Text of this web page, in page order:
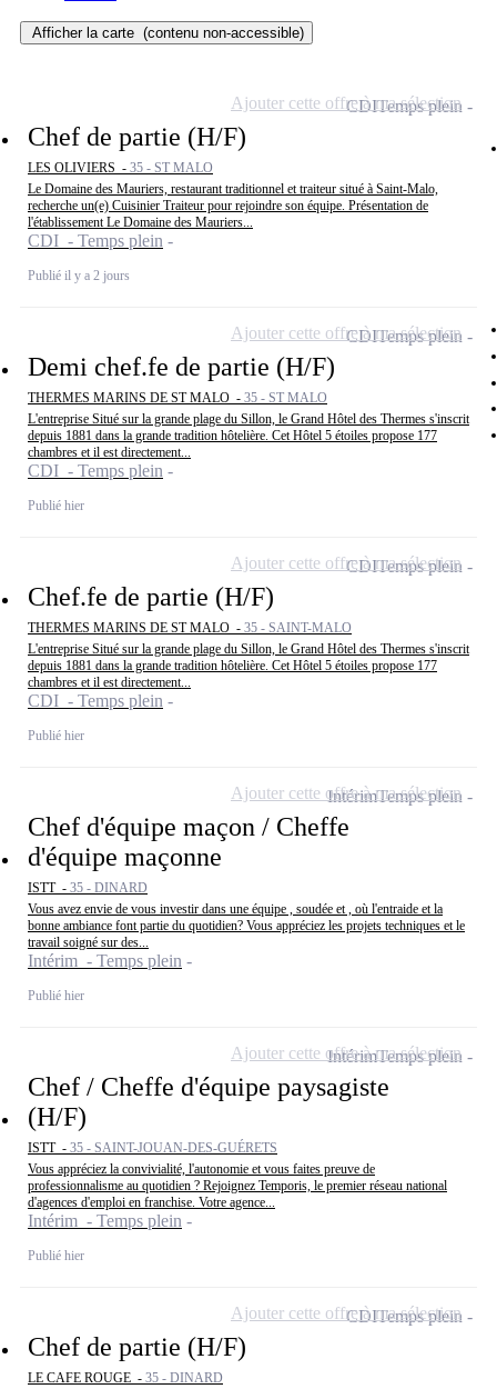
Afficher la carte (contenu non-accessible)
Chef de partie (H/F)
LES OLIVIERS - 35 - ST MALO
Le Domaine des Mauriers, restaurant traditionnel et traiteur situé à Saint-Malo,
recherche un(e) Cuisinier Traiteur pour rejoindre son équipe. Présentation de
l'établissement Le Domaine des Mauriers...
CDI - Temps plein
Publié il y a 2 jours
CDITemps plein
Ajouter cette offre à ma sélection
Demi chef.fe de partie (H/F)
THERMES MARINS DE ST MALO - 35 - ST MALO
L'entreprise Situé sur la grande plage du Sillon, le Grand Hôtel des Thermes s'inscrit
depuis 1881 dans la grande tradition hôtelière. Cet Hôtel 5 étoiles propose 177
chambres et il est directement...
CDI - Temps plein
Publié hier
CDITemps plein
Ajouter cette offre à ma sélection
Chef.fe de partie (H/F)
THERMES MARINS DE ST MALO - 35 - SAINT-MALO
L'entreprise Situé sur la grande plage du Sillon, le Grand Hôtel des Thermes s'inscrit
depuis 1881 dans la grande tradition hôtelière. Cet Hôtel 5 étoiles propose 177
chambres et il est directement...
CDI - Temps plein
Publié hier
CDITemps plein
Ajouter cette offre à ma sélection
Chef d'équipe maçon / Cheffe
d'équipe maçonne
ISTT - 35 - DINARD
Vous avez envie de vous investir dans une équipe , soudée et , où l'entraide et la
bonne ambiance font partie du quotidien? Vous appréciez les projets techniques et le
travail soigné sur des...
Intérim - Temps plein
Publié hier
IntérimTemps plein
Ajouter cette offre à ma sélection
Chef / Cheffe d'équipe paysagiste
(H/F)
ISTT - 35 - SAINT-JOUAN-DES-GUÉRETS
Vous appréciez la convivialité, l'autonomie et vous faites preuve de
professionnalisme au quotidien ? Rejoignez Temporis, le premier réseau national
d'agences d'emploi en franchise. Votre agence...
Intérim - Temps plein
Publié hier
IntérimTemps plein
Ajouter cette offre à ma sélection
Chef de partie (H/F)
LE CAFE ROUGE - 35 - DINARD
CDITemps plein
Ajouter cette offre à ma sélection